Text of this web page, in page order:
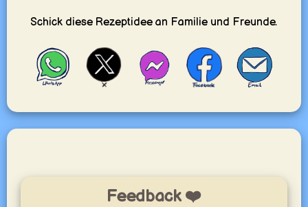
yummy.world
Schick diese Rezeptidee an Familie und Freunde.
Feedback ❤️